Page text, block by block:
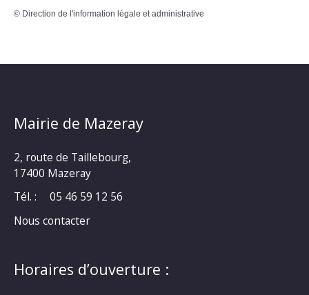
© Direction de l'information légale et administrative
Mairie de Mazeray
2, route de Taillebourg,
17400 Mazeray
Tél. :
05 46 59 12 56
Nous contacter
Horaires d’ouverture :